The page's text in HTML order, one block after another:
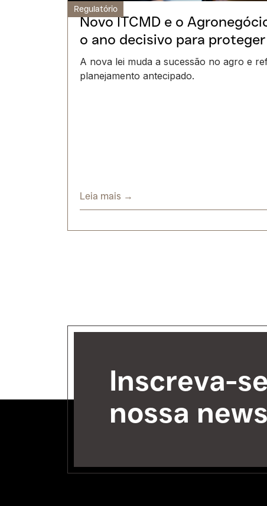
Regulatório
Novo ITCMD e o
o ano decisivo para
A nova lei muda a sucessão no agro e
planejamento antecipado.
Leia mais →
Inscreva-
nossa